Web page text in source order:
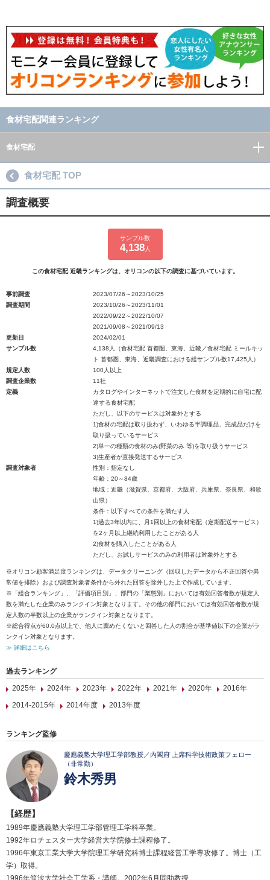
食材宅配関連ランキング
食材宅配
食材宅配 TOP
調査概要
サンプル数
4,138人
この食材宅配 近畿ランキングは、オリコンの以下の調査に基づいています。
事前調査
2023/07/26～2023/10/25
調査期間
2023/10/26～2023/11/01
2022/09/22～2022/10/07
2021/09/08～2021/09/13
更新日
2024/02/01
サンプル数
4,138人（食材宅配 首都圏、東海、近畿／食材宅配 ミールキッ
ト 首都圏、東海、近畿調査における総サンプル数17,425人）
規定人数
100人以上
調査企業数
11社
定義
カタログやインターネットで注文した食材を定期的に自宅に配
達する食材宅配
ただし、以下のサービスは対象外とする
1)食材の宅配は取り扱わず、いわゆる半調理品、完成品だけを
取り扱っているサービス
2)単一の種類の食材のみ(野菜のみ 等)を取り扱うサービス
3)生産者が直接発送するサービス
調査対象者
性別：指定なし
年齢：20～84歳
地域：近畿（滋賀県、京都府、大阪府、兵庫県、奈良県、和歌
山県）
条件：以下すべての条件を満たす人
1)過去3年以内に、月1回以上の食材宅配（定期配送サービス）
を2ヶ月以上継続利用したことがある人
2)食材を購入したことがある人
ただし、お試しサービスのみの利用者は対象外とする
※オリコン顧客満足度ランキングは、データクリーニング（回収したデータから不正回答や異
常値を排除）および調査対象者条件から外れた回答を除外した上で作成しています。
※「総合ランキング」、「評価項目別」、部門の「業態別」においては有効回答者数が規定人
数を満たした企業のみランクイン対象となります。その他の部門においては有効回答者数が規
定人数の半数以上の企業がランクイン対象となります。
※総合得点が60.0点以上で、他人に薦めたくないと回答した人の割合が基準値以下の企業がラ
ンクイン対象となります。
≫ 詳細はこちら
過去ランキング
2025年
2024年 2023年 2022年 2021年 2020年
2016年
2014-2015年
2014年度 2013年度
ランキング監修
慶應義塾大学理工学部教授／内閣府 上席科学技術政策フェロー
（非常勤）
鈴木秀男
【経歴】
1989年慶應義塾大学理工学部管理工学科卒業。
1992年ロチェスター大学経営大学院修士課程修了。
1996年東京工業大学大学院理工学研究科博士課程経営工学専攻修了。博士（工
学）取得。
1996年筑波大学社会工学系・講師。2002年6月同助教授。